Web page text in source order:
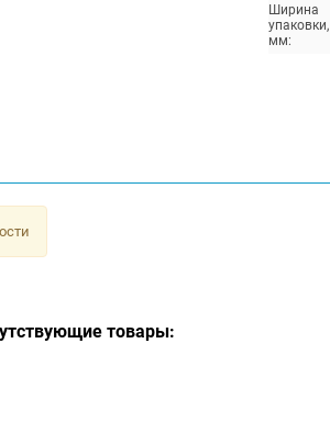
Ширина
упаковки,
мм:
товары: